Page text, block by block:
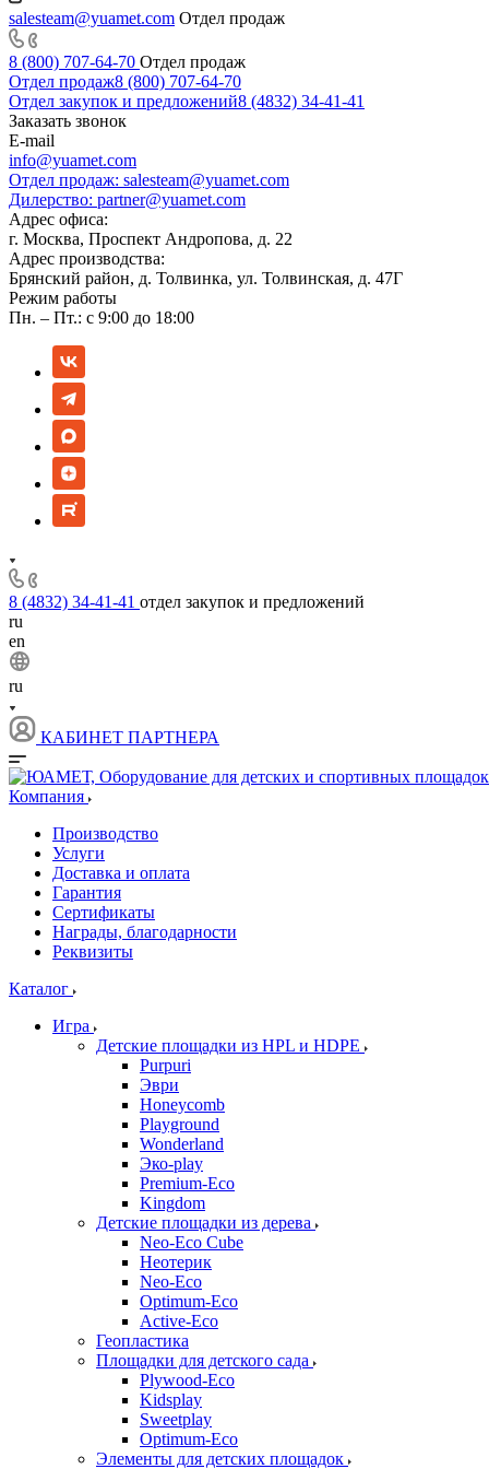
salesteam@yuamet.com Отдел продаж
8 (800) 707-64-70 Отдел продаж
Отдел продаж8 (800) 707-64-70
Отдел закупок и предложений8 (4832) 34-41-41
Заказать звонок
E-mail
info@yuamet.com
Отдел продаж: salesteam@yuamet.com
Дилерство: partner@yuamet.com
Адрес офиса:
г. Москва, Проспект Андропова, д. 22
Адрес производства:
Брянский район, д. Толвинка, ул. Толвинская, д. 47Г
Режим работы
Пн. – Пт.: с 9:00 до 18:00
8 (4832) 34-41-41 отдел закупок и предложений
ru
en
ru
КАБИНЕТ ПАРТНЕРА
Компания
Производство
Услуги
Доставка и оплата
Гарантия
Сертификаты
Награды, благодарности
Реквизиты
Каталог
Игра
Детские площадки из HPL и HDPE
Purpuri
Эври
Honeycomb
Playground
Wonderland
Эко-play
Premium-Eco
Kingdom
Детские площадки из дерева
Neo-Eco Cube
Неотерик
Neo-Eco
Оptimum-Еco
Active-Eco
Геопластика
Площадки для детского сада
Plywood-Eco
Kidsplay
Sweetplay
Оptimum-Еco
Элементы для детских площадок